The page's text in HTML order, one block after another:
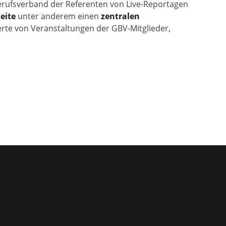
der Referenten von Live-Reportagen
unter anderem einen zentralen
von Veranstaltungen der GBV-Mitglieder,